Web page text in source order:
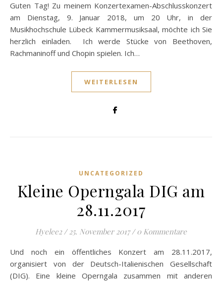
Guten Tag! Zu meinem Konzertexamen-Abschlusskonzert
am Dienstag, 9. Januar 2018, um 20 Uhr, in der
Musikhochschule Lübeck Kammermusiksaal, möchte ich Sie
herzlich einladen. Ich werde Stücke von Beethoven,
Rachmaninoff und Chopin spielen. Ich…
WEITERLESEN
UNCATEGORIZED
Kleine Operngala DIG am
28.11.2017
Hyelee2 / 25. November 2017 / 0 Kommentare
Und noch ein öffentliches Konzert am 28.11.2017,
organisiert von der Deutsch-Italienischen Gesellschaft
(DIG). Eine kleine Operngala zusammen mit anderen